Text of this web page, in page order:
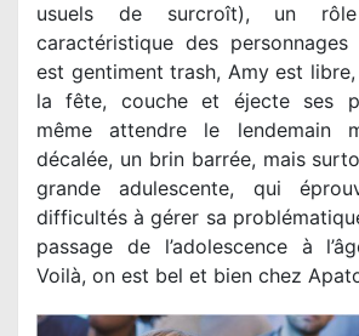
usuels de surcroît), un rôle
caractéristique des personnages
est gentiment trash, Amy est
la fête, couche et éjecte ses
même attendre le lendemain
décalée, un brin barrée, mais
grande adulescente, qui
difficultés à gérer sa
passage de l’adolescence à
Voilà, on est bel et bien chez